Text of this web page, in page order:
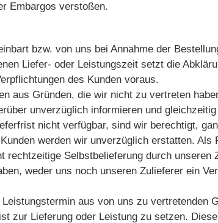
Embargos verstoßen.
bzw. von uns bei Annahme der
Liefer- oder Leistungszeit setzt die
des Kunden voraus.
aus Gründen, die wir nicht zu vertreten
unverzüglich informieren und
nicht verfügbar, sind wir berechtigt,
werden wir unverzüglich erstatten.
rechtzeitige Selbstbelieferung durch unseren
weder uns noch unseren Zulieferer ein
aus von uns zu vertretenden
zur Lieferung oder Leistung zu setzen.